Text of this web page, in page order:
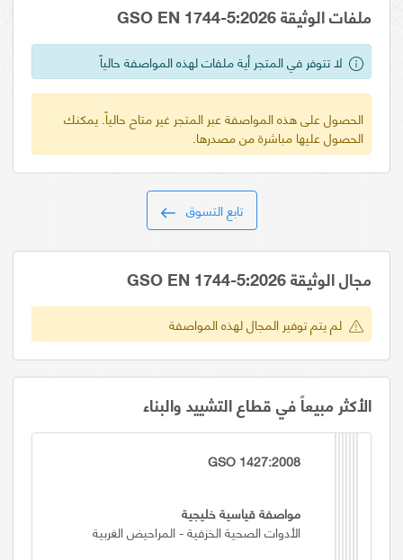
ملفات الوثيقة GSO EN 1744-5:2026
لا تتوفر في المتجر أية ملفات لهذه المواصفة حالياً
الحصول على هذه المواصفة عبر المتجر غير متاح حالياً. يمكنك
الحصول عليها مباشرة من مصدرها.
تابع التسوق
مجال الوثيقة GSO EN 1744-5:2026
لم يتم توفير المجال لهذه المواصفة
الأكثر مبيعاً في قطاع التشييد والبناء
GSO 1427:2008
مواصفة قياسية خليجية
الأدوات الصحية الخزفية - المراحيض الغربية